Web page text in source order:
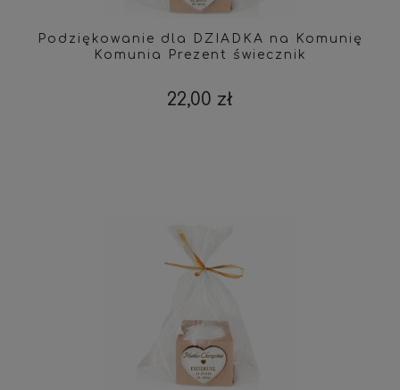
Podziękowanie dla DZIADKA na Komunię
Komunia Prezent świecznik
22,00 zł